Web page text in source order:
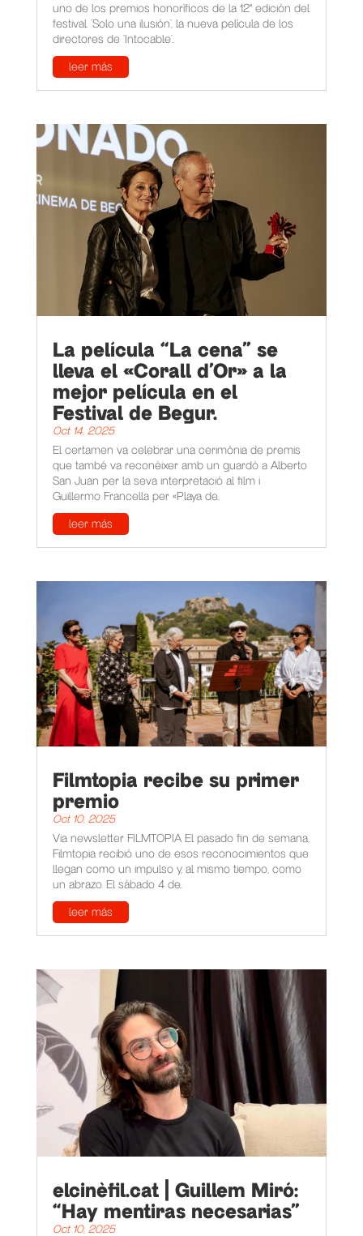
uno de los premios honoríficos de la 12ª edición del
festival. 'Solo una ilusión', la nueva película de los
directores de 'Intocable'...
leer más
La película “La cena” se
lleva el «Corall d’Or» a la
mejor película en el
Festival de Begur.
Oct 14, 2025
El certamen va celebrar una cerimònia de premis
que també va reconèixer amb un guardó a Alberto
San Juan per la seva interpretació al film i
Guillermo Francella per «Playa de...
leer más
Filmtopia recibe su primer
premio
Oct 10, 2025
Via newsletter FILMTOPIA El pasado fin de semana,
Filmtopia recibió uno de esos reconocimientos que
llegan como un impulso y, al mismo tiempo, como
un abrazo. El sábado 4 de...
leer más
elcinèfil.cat | Guillem Miró:
“Hay mentiras necesarias”
Oct 10, 2025